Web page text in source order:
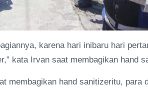
karena hari inibaru hari
kata Irvan saat membagikan hand
membagikan hand sanitizeritu,